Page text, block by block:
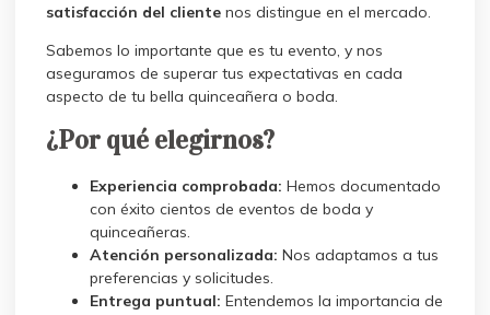
satisfacción del cliente nos distingue en el mercado.
Sabemos lo importante que es tu evento, y nos
aseguramos de superar tus expectativas en cada
aspecto de tu bella quinceañera o boda.
¿Por qué elegirnos?
Experiencia comprobada: Hemos documentado
con éxito cientos de eventos de boda y
quinceañeras.
Atención personalizada: Nos adaptamos a tus
preferencias y solicitudes.
Entrega puntual: Entendemos la importancia de